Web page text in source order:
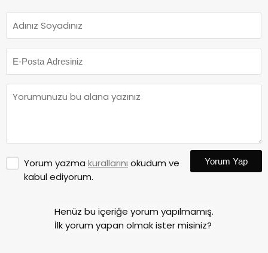
Yorum yazma kurallarını okudum ve
kabul ediyorum.
Yorum Yap
Henüz bu içeriğe yorum yapılmamış.
İlk yorum yapan olmak ister misiniz?